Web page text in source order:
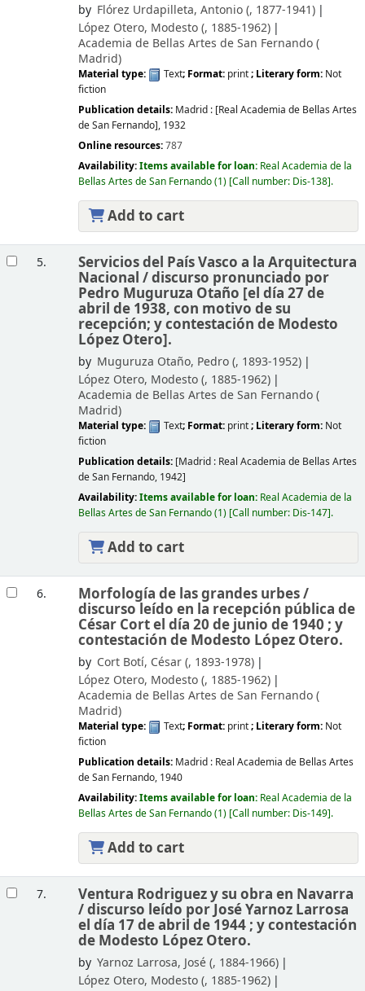
by Flórez Urdapilleta, Antonio (, 1877-1941)
López Otero, Modesto (, 1885-1962)
Academia de Bellas Artes de San Fernando (
Madrid)
Material type: Text; Format: print; Literary form: Not
fiction
Publication details: Madrid : [Real Academia de Bellas Artes
de San Fernando], 1932
Online resources:787
Availability:Items available for loan: Real Academia de la
Bellas Artes de San Fernando(1) Call number: Dis-138 .
Add to cart
5. Servicios del País Vasco a la Arquitectura
Nacional /discurso pronunciado por
Pedro Muguruza Otaño [el día 27 de
abril de 1938, con motivo de su
recepción; y contestación de Modesto
López Otero].
by Muguruza Otaño, Pedro (, 1893-1952)
López Otero, Modesto (, 1885-1962)
Academia de Bellas Artes de San Fernando (
Madrid)
Material type: Text; Format: print; Literary form: Not
fiction
Publication details: [Madrid : Real Academia de Bellas Artes
de San Fernando, 1942]
Availability:Items available for loan: Real Academia de la
Bellas Artes de San Fernando(1) Call number: Dis-147 .
Add to cart
6. Morfología de las grandes urbes /
discurso leído en la recepción pública de
César Cort el día 20 de junio de 1940 ; y
contestación de Modesto López Otero.
by Cort Botí, César (, 1893-1978)
López Otero, Modesto (, 1885-1962)
Academia de Bellas Artes de San Fernando (
Madrid)
Material type: Text; Format: print; Literary form: Not
fiction
Publication details: Madrid : Real Academia de Bellas Artes
de San Fernando, 1940
Availability:Items available for loan: Real Academia de la
Bellas Artes de San Fernando(1) Call number: Dis-149 .
Add to cart
7. Ventura Rodriguez y su obra en Navarra
/discurso leído por José Yarnoz Larrosa
el día 17 de abril de 1944 ; y contestación
de Modesto López Otero.
by Yarnoz Larrosa, José (, 1884-1966)
López Otero, Modesto (, 1885-1962)